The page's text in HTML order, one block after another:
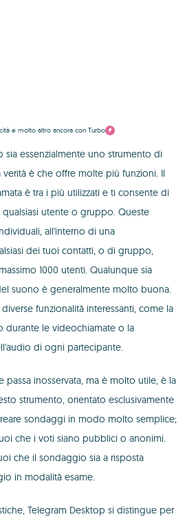
e molto altro ancora con Turbo
sia essenzialmente uno strumento di
verità è che offre molte più funzioni. Il
è tra i più utilizzati e ti consente di
qualsiasi utente o gruppo. Queste
all'interno di una
dei tuoi contatti, o di gruppo,
1000 utenti. Qualunque sia
suono è generalmente molto buona.
funzionalità interessanti, come la
durante le videochiamate o la
di ogni partecipante.
passa inosservata, ma è molto utile, è la
strumento, orientato esclusivamente
sondaggi in modo molto semplice;
che i voti siano pubblici o anonimi.
che il sondaggio sia a risposta
in modalità esame.
Telegram Desktop si distingue per